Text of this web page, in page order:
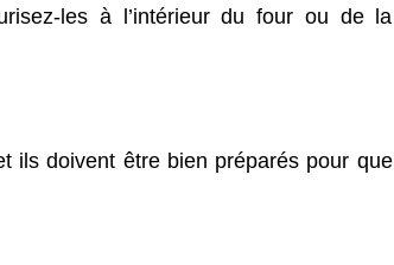
les à l’intérieur du four ou de la
ils doivent être bien préparés pour que